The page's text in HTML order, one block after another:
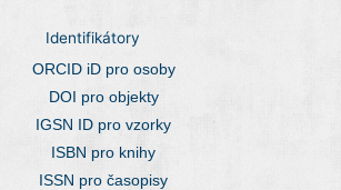
Identifikátory
ORCID iD pro osoby
DOI pro objekty
IGSN ID pro vzorky
ISBN pro knihy
ISSN pro časopisy